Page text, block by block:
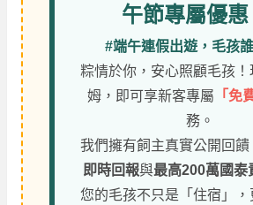
午節專屬優惠
#端午連假出遊，毛孩
粽情於你，安心照顧毛孩
姆，即可享新客專屬 「免
務。
我們擁有飼主真實公開回饋
即時回報與最高200萬國泰
您的毛孩不只是「住宿」